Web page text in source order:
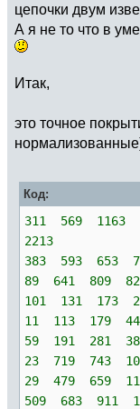
цепочки двум
А я не то что в
Итак,
это точное
Код:
311 569 1163
2213
383 593 653
89 641 809
101 131 173
11 113 179
59 191 281
23 719 743
29 479 659
509 683 911